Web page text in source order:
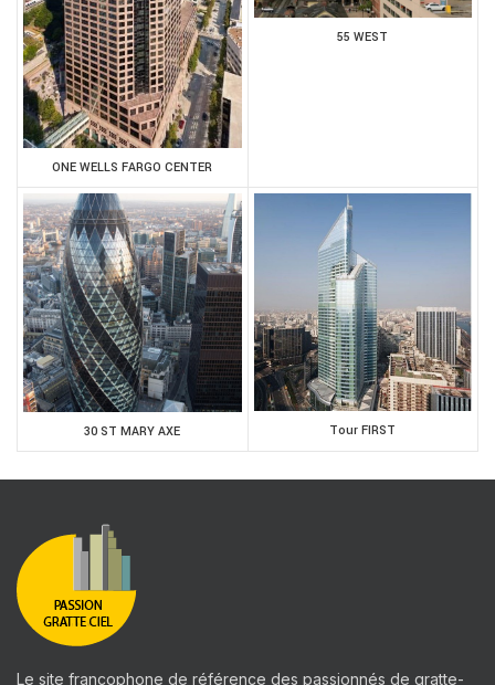
ONE WELLS FARGO CENTER
55 WEST
30 ST MARY AXE Tour FIRST
Le site francophone de référence des passionnés de gratte-